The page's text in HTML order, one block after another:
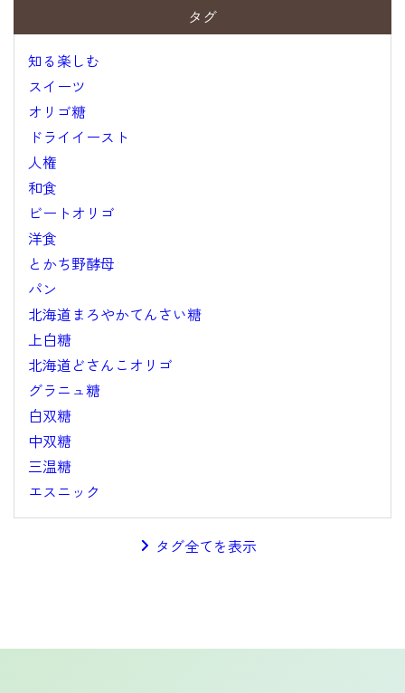
タグ
知る楽しむ
スイーツ
オリゴ糖
ドライイースト
人権
和食
ビートオリゴ
洋食
とかち野酵母
パン
北海道まろやかてんさい糖
上白糖
北海道どさんこオリゴ
グラニュ糖
白双糖
中双糖
三温糖
エスニック
タグ全てを表示